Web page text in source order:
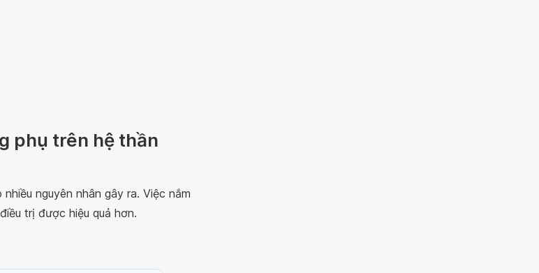
phụ trên hệ thần
nguyên nhân gây ra. Việc nắm
trị được hiệu quả hơn.